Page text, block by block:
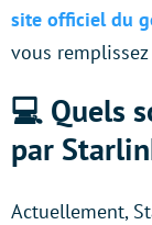
site officiel du
vous
💻 Quels
par
Actuellement,